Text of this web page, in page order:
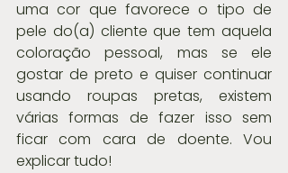
uma cor que favorece o tipo de
pele do(a) cliente que tem aquela
coloração pessoal, mas se ele
gostar de preto e quiser continuar
usando roupas pretas, existem
várias formas de fazer isso sem
ficar com cara de doente. Vou
explicar tudo!